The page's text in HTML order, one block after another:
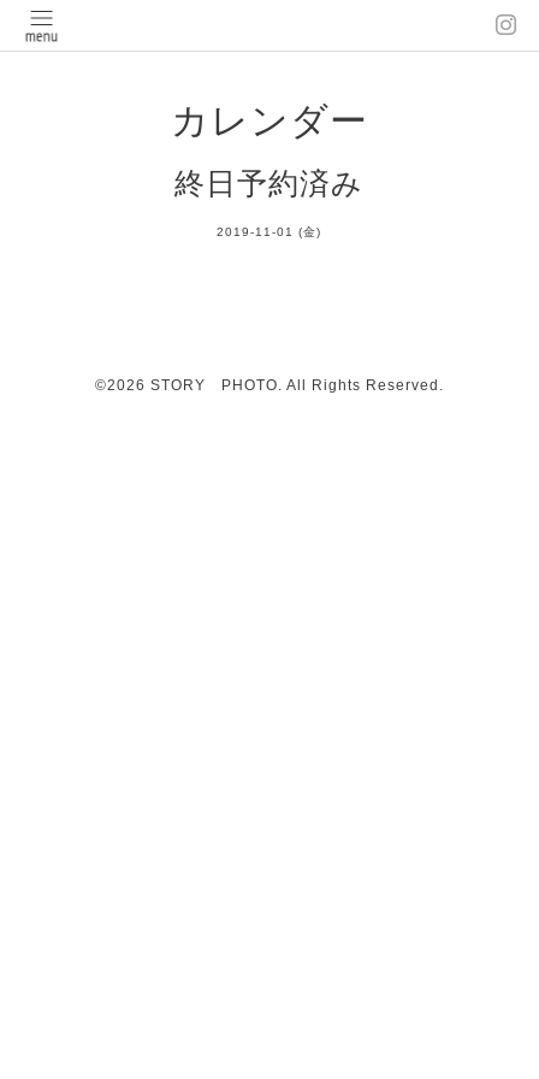
カレンダー
終日予約済み
2019-11-01 (金)
©2026 STORY PHOTO. All Rights Reserved.